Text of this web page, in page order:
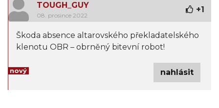
TOUGH_GUY
08. prosince 2022
+1
Škoda absence altarovského překladatelského
klenotu OBR – obrněný bitevní robot!
nový nahlásit